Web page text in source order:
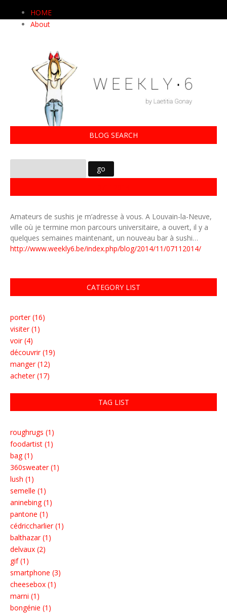
HOME
About
BLOG SEARCH
Amateurs de sushis je m’adresse à vous. A Louvain-la-Neuve,
ville où je termine mon parcours universitaire, a ouvert, il y a
quelques semaines maintenant, un nouveau bar à sushi…
http://www.weekly6.be/index.php/blog/2014/11/07112014/
CATEGORY LIST
porter (16)
visiter (1)
voir (4)
découvrir (19)
manger (12)
acheter (17)
TAG LIST
roughrugs (1)
foodartist (1)
bag (1)
360sweater (1)
lush (1)
semelle (1)
aninebing (1)
pantone (1)
cédriccharlier (1)
balthazar (1)
delvaux (2)
gif (1)
smartphone (3)
cheesebox (1)
marni (1)
bongénie (1)